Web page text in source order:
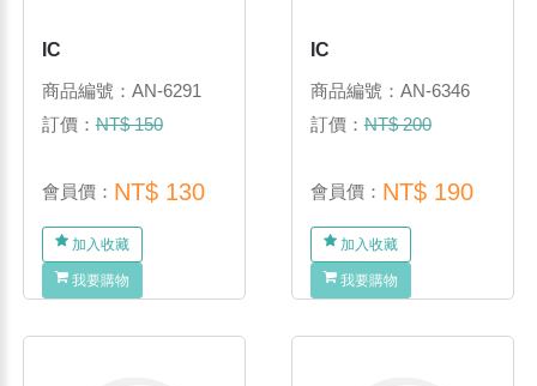
IC
商品編號：AN-6291
訂價：NT$ 150
會員價： NT$ 130
加入收藏
我要購物
IC
商品編號：AN-6346
訂價：NT$ 200
會員價： NT$ 190
加入收藏
我要購物